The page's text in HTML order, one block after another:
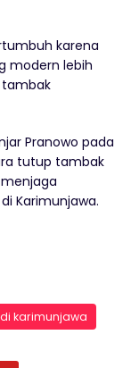
karena
modern lebih
tambak
Pranowo pada
tutup tambak
Karimunjawa.
karimunjawa